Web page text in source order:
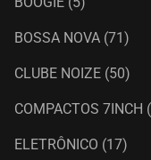
BOSSA NOVA (71)
CLUBE NOIZE (50)
COMPACTOS 7INCH
ELETRÔNICO (17)